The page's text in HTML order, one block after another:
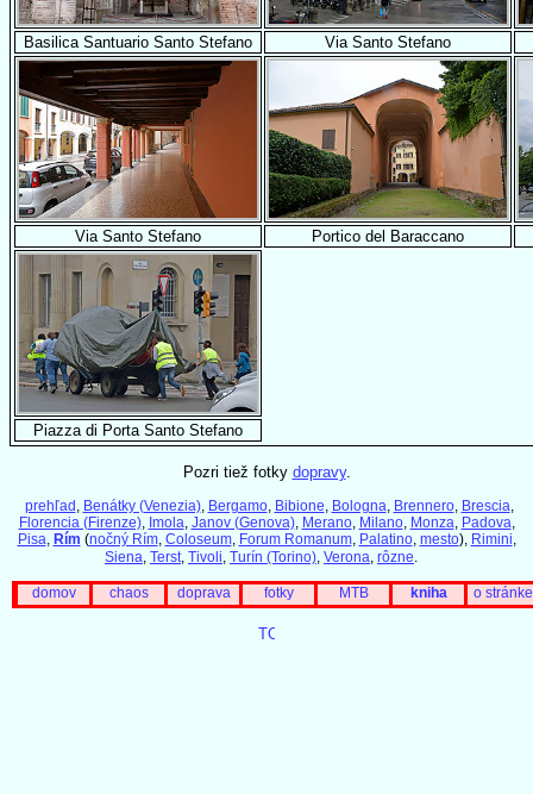
Basilica Santuario Santo Stefano Via Santo Stefano
Via Santo Stefano Portico del Baraccano
Piazza di Porta Santo Stefano
Pozri tiež fotky dopravy.
prehľad , Benátky (Venezia), Bergamo, Bibione, Bologna, Brennero, Brescia,
Florencia (Firenze), Imola, Janov (Genova), Merano, Milano, Monza, Padova,
Pisa, Rím (nočný Rím, Coloseum, Forum Romanum, Palatino, mesto), Rimini,
Siena, Terst, Tivoli, Turín (Torino), Verona, rôzne.
domov chaos doprava fotky MTB kniha o stránke